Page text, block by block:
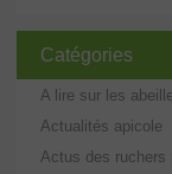
Catégories
A lire sur les
Actualités apicole
Actus des ruchers